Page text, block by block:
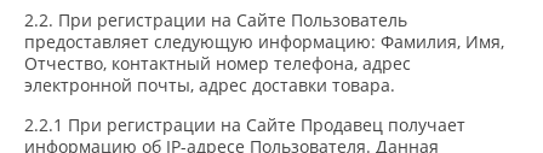
2.2. При регистрации на Сайте Пользователь
предоставляет следующую информацию: Фамилия, Имя,
Отчество, контактный номер телефона, адрес
электронной почты, адрес доставки товара.
2.2.1 При регистрации на Сайте Продавец получает
информацию об IP-адресе Пользователя. Данная